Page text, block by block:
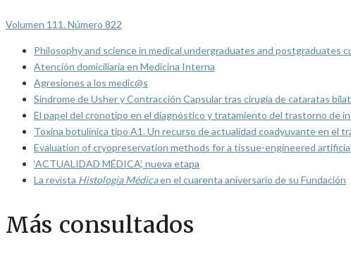
Volumen 111. Número 822
Philosophy and science in medical undergraduates and postgraduates
Atención domiciliaria en Medicina Interna
Agresiones a los medic@s
Síndrome de Usher y Contracción Capsular tras cirugía de cataratas
El papel del cronotipo en el diagnóstico y tratamiento del trastorno de
Toxina botulínica tipo A1. Un recurso de actualidad coadyuvante en el
Evaluation of cryopreservation methods for a tissue-engineered
‘ACTUALIDAD MÉDICA’, nueva etapa
La revista Histología Médicaen el cuarenta aniversario de su Fundación
Más consultados